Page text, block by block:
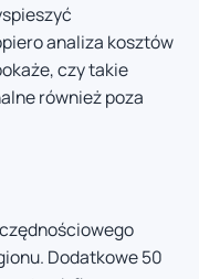
analiza kosztów
czy takie
również poza
Dodatkowe 50